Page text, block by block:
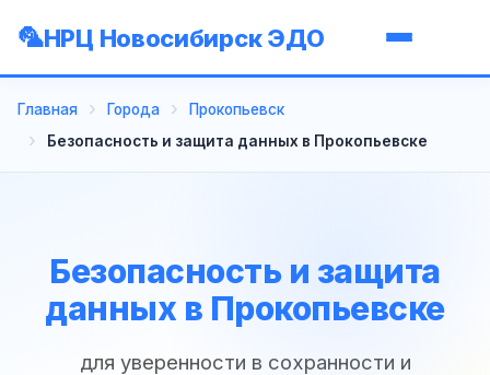
НРЦ Новосибирск ЭДО
Главная Города
Прокопьевск
Безопасность и защита данных в Прокопьевске
Безопасность и защита
данных в Прокопьевске
для уверенности в сохранности и